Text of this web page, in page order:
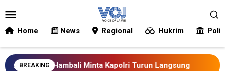
ke
kontenMobile
Home News Regional Hukrim
BREAKING
Hambali Minta Kapolri Turun Langsung